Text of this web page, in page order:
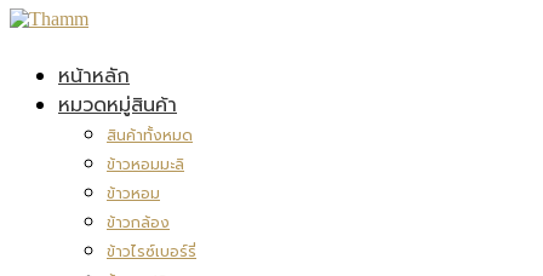
หน้าหลัก
หมวดหมู่สินค้า
สินค้าทั้งหมด
ข้าวหอมมะลิ
ข้าวหอม
ข้าวกล้อง
ข้าวไรซ์เบอร์รี่